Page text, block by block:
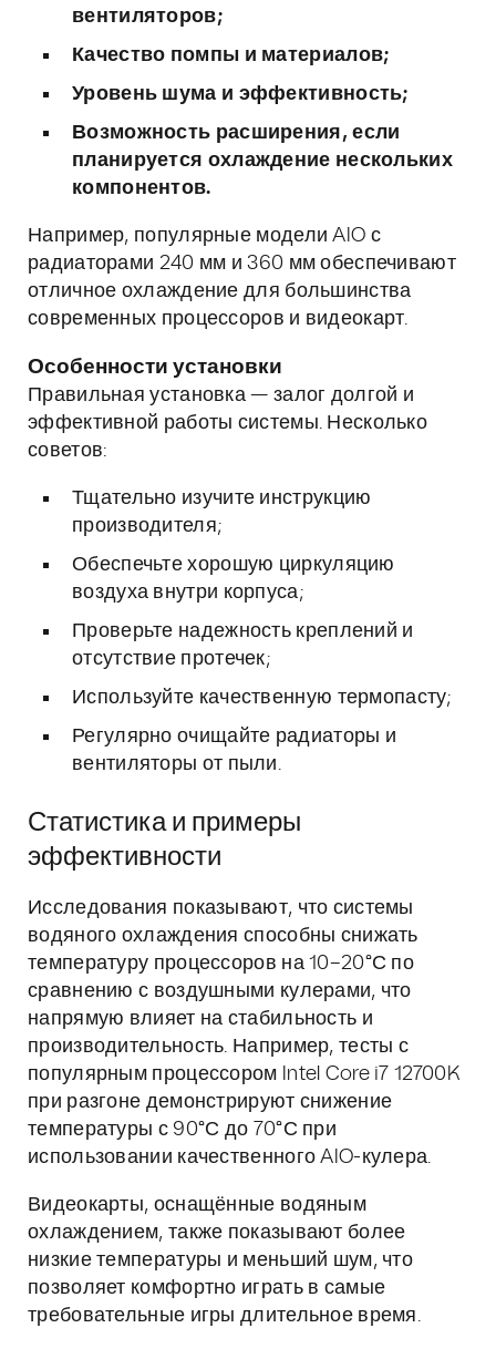
вентиляторов;
Качество помпы и материалов;
Уровень шума и эффективность;
Возможность расширения, если
планируется охлаждение нескольких
компонентов.
Например, популярные модели AIO с
радиаторами 240 мм и 360 мм обеспечивают
отличное охлаждение для большинства
современных процессоров и видеокарт.
Особенности установки
Правильная установка — залог долгой и
эффективной работы системы. Несколько
советов:
Тщательно изучите инструкцию
производителя;
Обеспечьте хорошую циркуляцию
воздуха внутри корпуса;
Проверьте надежность креплений и
отсутствие протечек;
Используйте качественную термопасту;
Регулярно очищайте радиаторы и
вентиляторы от пыли.
Статистика и примеры
эффективности
Исследования показывают, что системы
водяного охлаждения способны снижать
температуру процессоров на 10–20°С по
сравнению с воздушными кулерами, что
напрямую влияет на стабильность и
производительность. Например, тесты с
популярным процессором Intel Core i7 12700K
при разгоне демонстрируют снижение
температуры с 90°С до 70°С при
использовании качественного AIO-кулера.
Видеокарты, оснащённые водяным
охлаждением, также показывают более
низкие температуры и меньший шум, что
позволяет комфортно играть в самые
требовательные игры длительное время.